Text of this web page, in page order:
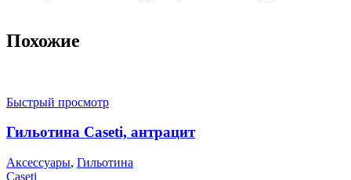
Похожие
Быстрый просмотр
Гильотина Caseti, антрацит
Аксессуары, Гильотина
Caseti